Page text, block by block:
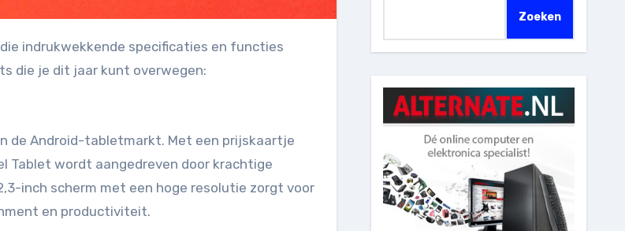
die je dit jaar kunt overwegen:
de Android-tabletmarkt. Met een prijskaartje
Tablet wordt aangedreven door krachtige
inch scherm met een hoge resolutie zorgt voor
en productiviteit.
Zoeken